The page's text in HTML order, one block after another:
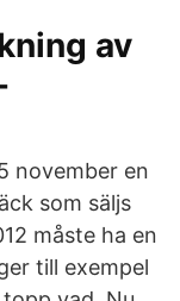
av
november en
som säljs
måste ha en
till exempel